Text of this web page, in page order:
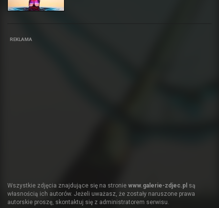
REKLAMA
Wszystkie zdjęcia znajdujące się na stronie www.galerie-zdjec.pl są
własnością ich autorów. Jeżeli uważasz, że zostały naruszone prawa
autorskie proszę, skontaktuj się z administratorem serwisu.